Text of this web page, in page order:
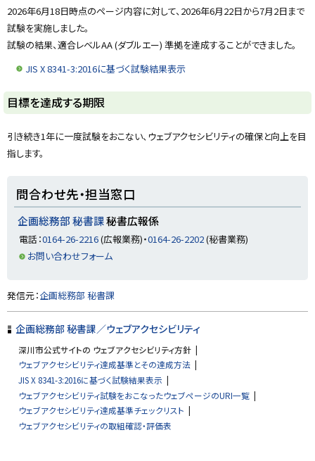
プ
に
戻
2026年6月18日時点のページ内容に対して、2026年6月22日から7月2日まで
試験を実施しました。
試験の結果、適合レベルAA (ダブルエー) 準拠を達成することができました。
JIS X 8341-3:2016に基づく試験結果表示
ト
ッ
プ
に
目標を達成する期限
引き続き1年に一度試験をおこない、ウェブアクセシビリティの確保と向上を目
指します。
問合わせ先・担当窓口
企画総務部 秘書課秘書広報係
電話：0164-26-2216(広報業務)・0164-26-2202(秘書業務)
お問い合わせフォーム
ト
ッ
プ
発信元：企画総務部 秘書課
企画総務部 秘書課／ウェブアクセシビリティ
深川市公式サイトの ウェブアクセシビリティ方針
ウェブアクセシビリティ達成基準とその達成方法
JIS X 8341-3:2016に基づく試験結果表示
ウェブアクセシビリティ試験をおこなったウェブページのURI一覧
ウェブアクセシビリティ達成基準チェックリスト
ウェブアクセシビリティの取組確認・評価表